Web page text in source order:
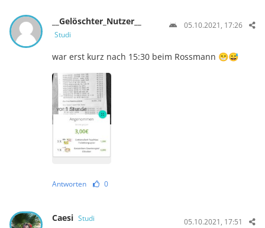
__Gelöschter_Nutzer__
Studi
05.10.2021, 17:26
war erst kurz nach 15:30 beim Rossmann 😁😅
Antworten 0
Caesi Studi 05.10.2021, 17:51